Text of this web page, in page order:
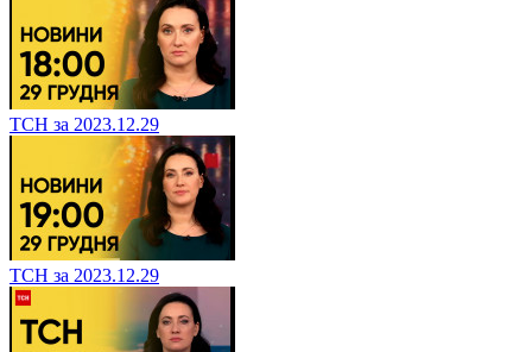
ТСН за 2023.12.29
ТСН за 2023.12.29